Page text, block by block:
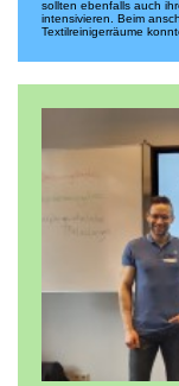
sollten ebenfalls auch
intensivieren. Beim
Textilreinigerräume